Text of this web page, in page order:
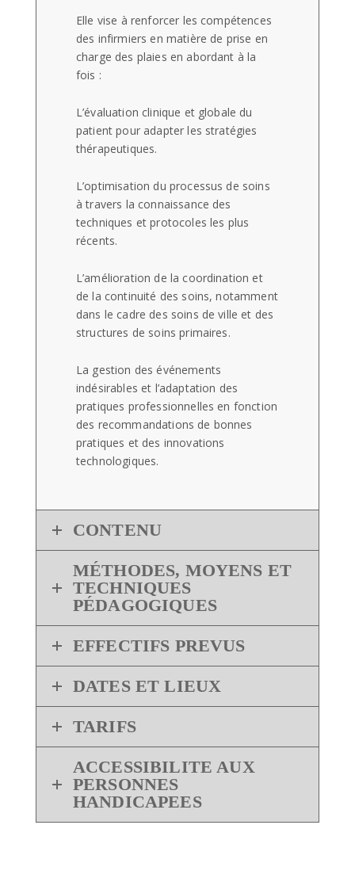
Elle vise à renforcer les compétences
des infirmiers en matière de prise en
charge des plaies en abordant à la
fois :
L’évaluation clinique et globale du
patient pour adapter les stratégies
thérapeutiques.
L’optimisation du processus de soins
à travers la connaissance des
techniques et protocoles les plus
récents.
L’amélioration de la coordination et
de la continuité des soins, notamment
dans le cadre des soins de ville et des
structures de soins primaires.
La gestion des événements
indésirables et l’adaptation des
pratiques professionnelles en fonction
des recommandations de bonnes
pratiques et des innovations
technologiques.
CONTENU
MÉTHODES, MOYENS ET
TECHNIQUES
PÉDAGOGIQUES
EFFECTIFS PREVUS
DATES ET LIEUX
TARIFS
ACCESSIBILITE AUX
PERSONNES
HANDICAPEES